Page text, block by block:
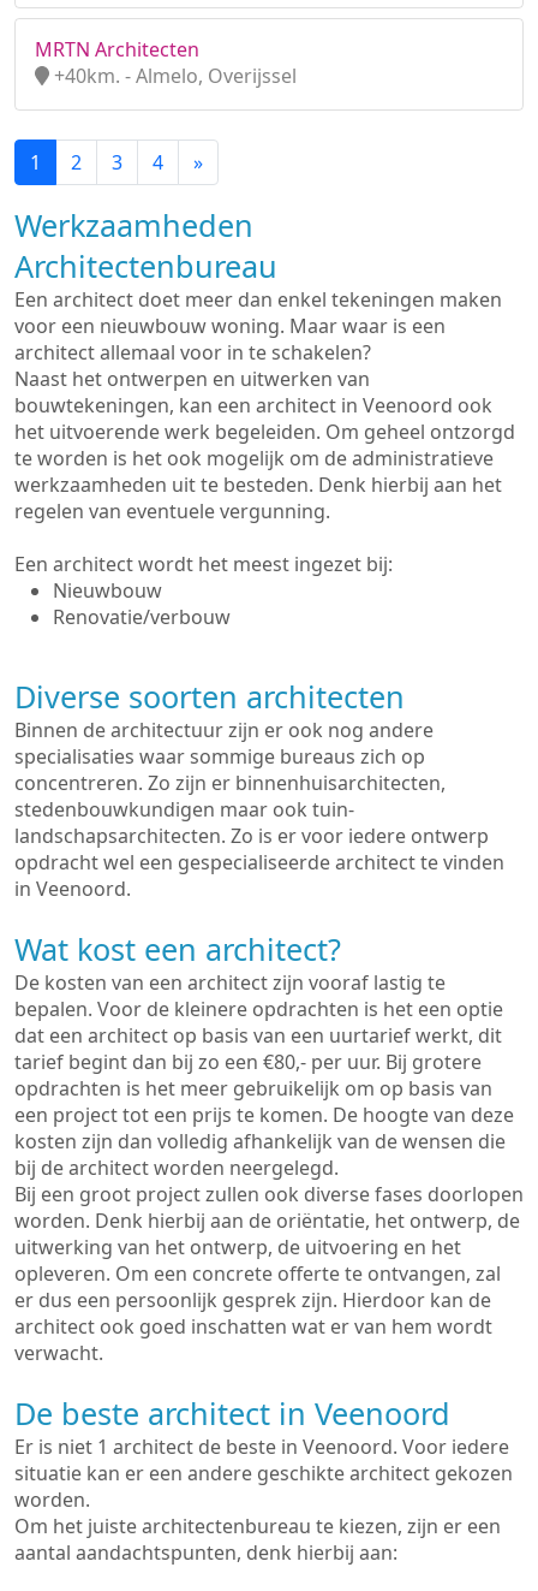
MRTN Architecten
+40km. - Almelo, Overijssel
1 2 3 4 »
Werkzaamheden
Architectenbureau
Een architect doet meer dan enkel tekeningen maken
voor een nieuwbouw woning. Maar waar is een
architect allemaal voor in te schakelen?
Naast het ontwerpen en uitwerken van
bouwtekeningen, kan een architect in Veenoord ook
het uitvoerende werk begeleiden. Om geheel ontzorgd
te worden is het ook mogelijk om de administratieve
werkzaamheden uit te besteden. Denk hierbij aan het
regelen van eventuele vergunning.
Een architect wordt het meest ingezet bij:
Nieuwbouw
Renovatie/verbouw
Diverse soorten architecten
Binnen de architectuur zijn er ook nog andere
specialisaties waar sommige bureaus zich op
concentreren. Zo zijn er binnenhuisarchitecten,
stedenbouwkundigen maar ook tuin-
landschapsarchitecten. Zo is er voor iedere ontwerp
opdracht wel een gespecialiseerde architect te vinden
in Veenoord.
Wat kost een architect?
De kosten van een architect zijn vooraf lastig te
bepalen. Voor de kleinere opdrachten is het een optie
dat een architect op basis van een uurtarief werkt, dit
tarief begint dan bij zo een €80,- per uur. Bij grotere
opdrachten is het meer gebruikelijk om op basis van
een project tot een prijs te komen. De hoogte van deze
kosten zijn dan volledig afhankelijk van de wensen die
bij de architect worden neergelegd.
Bij een groot project zullen ook diverse fases doorlopen
worden. Denk hierbij aan de oriëntatie, het ontwerp, de
uitwerking van het ontwerp, de uitvoering en het
opleveren. Om een concrete offerte te ontvangen, zal
er dus een persoonlijk gesprek zijn. Hierdoor kan de
architect ook goed inschatten wat er van hem wordt
verwacht.
De beste architect in Veenoord
Er is niet 1 architect de beste in Veenoord. Voor iedere
situatie kan er een andere geschikte architect gekozen
worden.
Om het juiste architectenbureau te kiezen, zijn er een
aantal aandachtspunten, denk hierbij aan: